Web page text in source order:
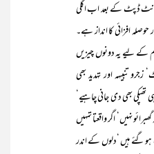
کے بعد اب اگلی
افزائی کا انداز ہے۔
کے لیے یہ دونوں چیزیں
تنبیہہ اور تہدید بھی
بھی دی جانی چاہیے‘
نہیں‘ اگر واقعتا تمہیں
گئے ہیں ‘دلوں کے اندر